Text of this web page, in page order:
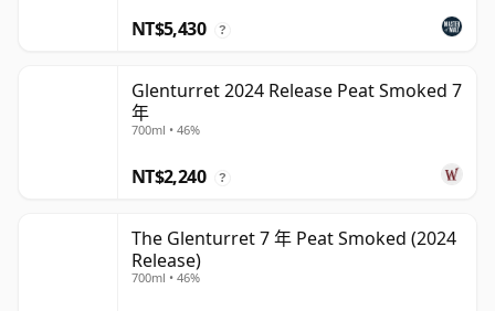
NT$5,430 ?
Glenturret 2024 Release Peat Smoked 7
年
700ml • 46%
NT$2,240 ?
The Glenturret 7 年 Peat Smoked (2024
Release)
700ml • 46%